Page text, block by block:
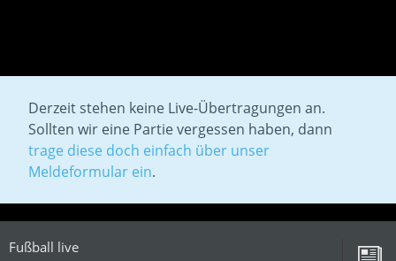
Derzeit stehen keine Live-Übertragungen an.
Sollten wir eine Partie vergessen haben, dann
trage diese doch einfach über unser
Meldeformular ein.
Fußball live